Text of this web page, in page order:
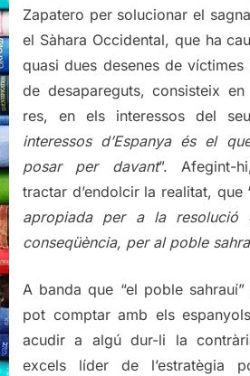
Zapatero per solucionar el
el Sàhara Occidental, que ha
quasi dues desenes de
de desapareguts, consisteix
res, en els interessos del
interessos d’Espanya és el
posar per davant”. Afegint-
tractar d’endolcir la realitat, que
apropiada per a la
conseqüència, per al poble
A banda que “el poble
pot comptar amb els
acudir a algú dur-li la
excels líder de l’estratègia